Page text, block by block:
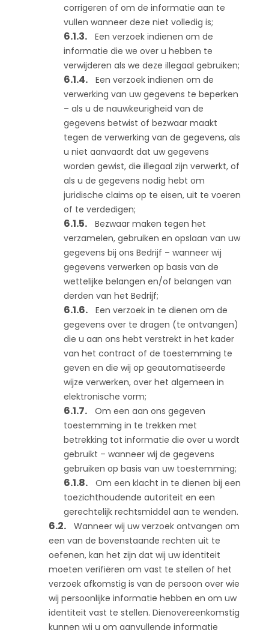
corrigeren of om de informatie aan te
vullen wanneer deze niet volledig is;
Een verzoek indienen om de
informatie die we over u hebben te
verwijderen als we deze illegaal gebruiken;
Een verzoek indienen om de
verwerking van uw gegevens te beperken
– als u de nauwkeurigheid van de
gegevens betwist of bezwaar maakt
tegen de verwerking van de gegevens, als
u niet aanvaardt dat uw gegevens
worden gewist, die illegaal zijn verwerkt, of
als u de gegevens nodig hebt om
juridische claims op te eisen, uit te voeren
of te verdedigen;
Bezwaar maken tegen het
verzamelen, gebruiken en opslaan van uw
gegevens bij ons Bedrijf – wanneer wij
gegevens verwerken op basis van de
wettelijke belangen en/of belangen van
derden van het Bedrijf;
Een verzoek in te dienen om de
gegevens over te dragen (te ontvangen)
die u aan ons hebt verstrekt in het kader
van het contract of de toestemming te
geven en die wij op geautomatiseerde
wijze verwerken, over het algemeen in
elektronische vorm;
Om een aan ons gegeven
toestemming in te trekken met
betrekking tot informatie die over u wordt
gebruikt – wanneer wij de gegevens
gebruiken op basis van uw toestemming;
Om een klacht in te dienen bij een
toezichthoudende autoriteit en een
gerechtelijk rechtsmiddel aan te wenden.
Wanneer wij uw verzoek ontvangen om
een van de bovenstaande rechten uit te
oefenen, kan het zijn dat wij uw identiteit
moeten verifiëren om vast te stellen of het
verzoek afkomstig is van de persoon over wie
wij persoonlijke informatie hebben en om uw
identiteit vast te stellen. Dienovereenkomstig
kunnen wij u om aanvullende informatie